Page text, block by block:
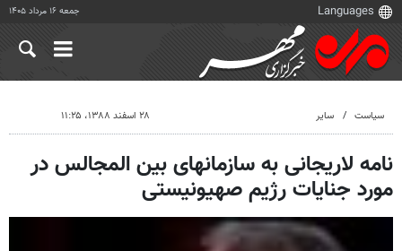
جمعه ۱۶ مرداد ۱۴۰۵
سیاست سایر ۲۸ اسفند ۱۳۸۸، ۱۱:۲۵
نامه لاریجانی به سازمانهای بین المجالس در
مورد جنایات رژیم صهیونیستی